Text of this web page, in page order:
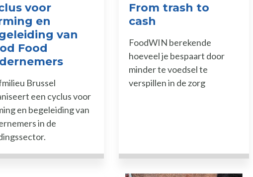
voor
en
van
Food
Brussel
een cyclus voor
en begeleiding van
in de
From trash to
cash
FoodWIN berekende
hoeveel je bespaart door
minder te voedsel te
verspillen in de zorg